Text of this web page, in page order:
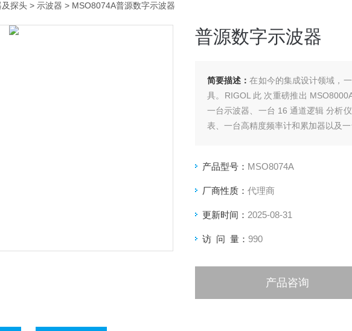
及探头 > 示波器 > MSO8074A普源数字示波器
普源数字示波器
简要描述：在如今的集成设计领域，
具。RIGOL 此 次重磅推出
一台示波器、一台 16 通道逻辑 分析
表、一台高精度频率计和累加器以及
产品型号： MSO8074A
厂商性质： 代理商
更新时间： 2025-08-31
访 问 量： 990
产品咨询